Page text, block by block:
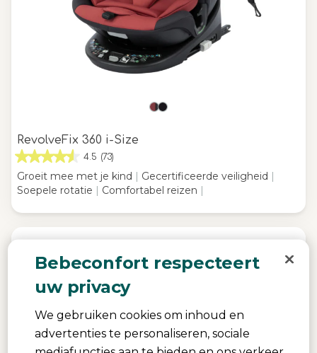
RevolveFix 360 i-Size
4.5 (73)
Groeit mee met je kind | Gecertificeerde veiligheid |
Soepele rotatie | Comfortabel reizen |
Bebeconfort respecteert
uw privacy
We gebruiken cookies om inhoud en
advertenties te personaliseren, sociale